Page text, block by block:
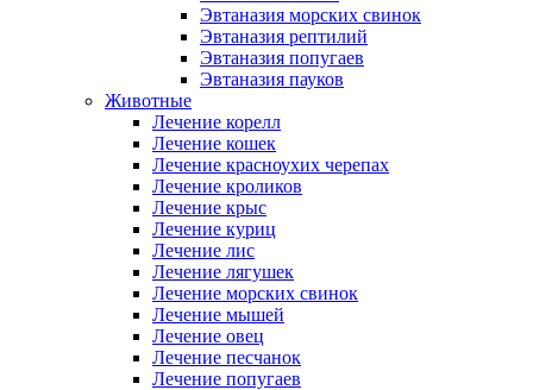
Эвтаназия морских свинок
Эвтаназия рептилий
Эвтаназия попугаев
Эвтаназия пауков
Животные
Лечение корелл
Лечение кошек
Лечение красноухих черепах
Лечение кроликов
Лечение крыс
Лечение куриц
Лечение лис
Лечение лягушек
Лечение морских свинок
Лечение мышей
Лечение овец
Лечение песчанок
Лечение попугаев